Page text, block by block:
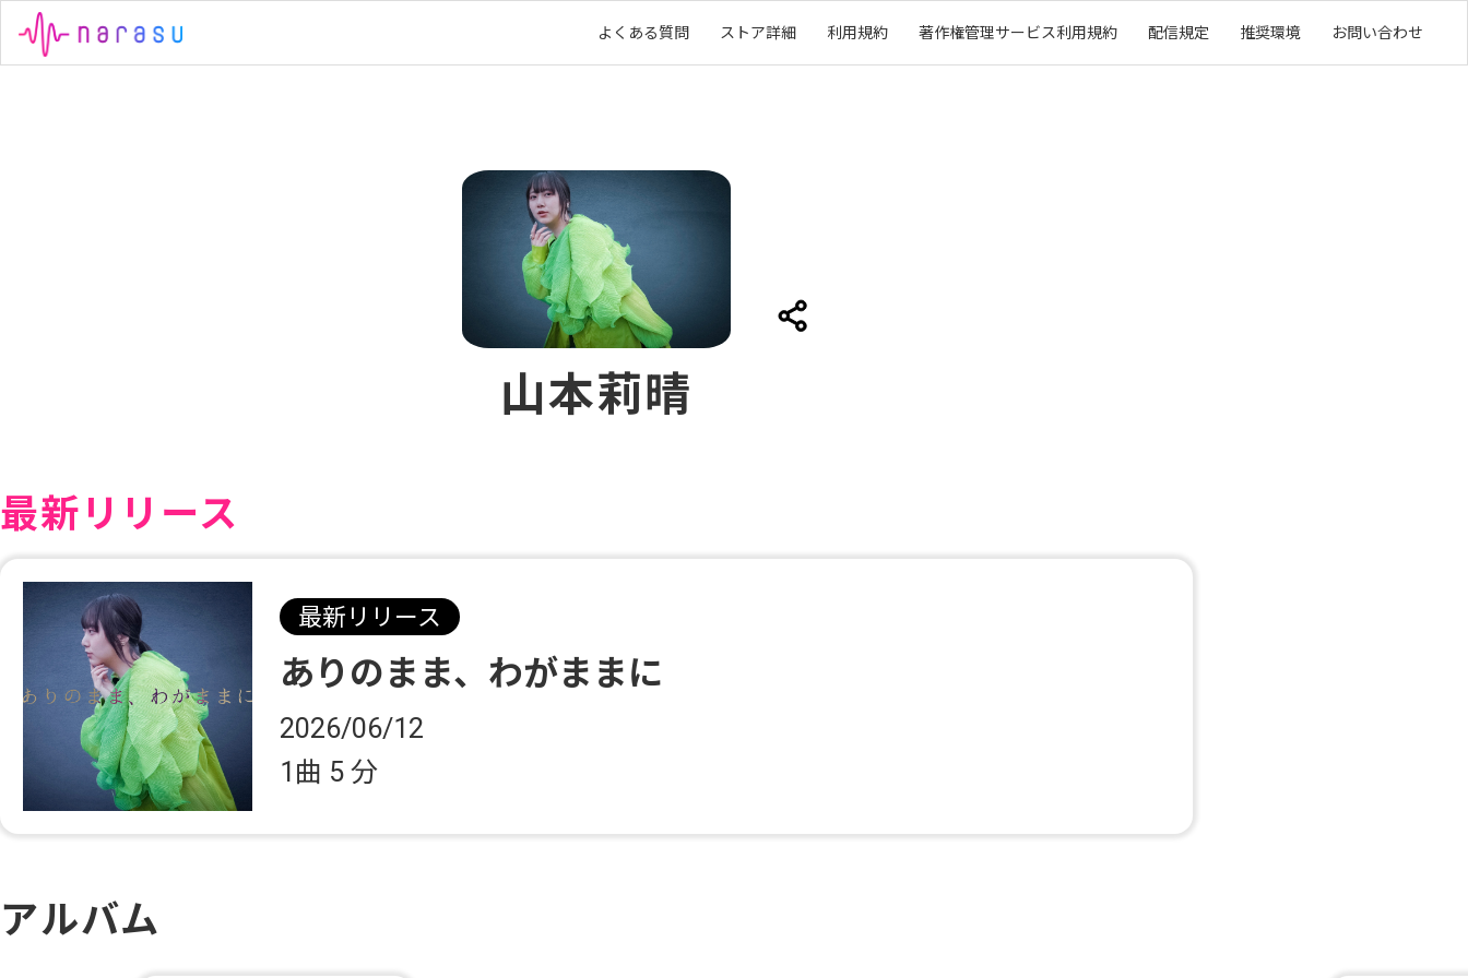
よくある質問 ストア詳細 利用規約 著作権管理サービス利用規約 配信規定 推奨環境 お問い合わせ
山本莉晴
最新リリース
最新リリース
ありのまま、わがままに
2026/06/12
1曲 5 分
アルバム